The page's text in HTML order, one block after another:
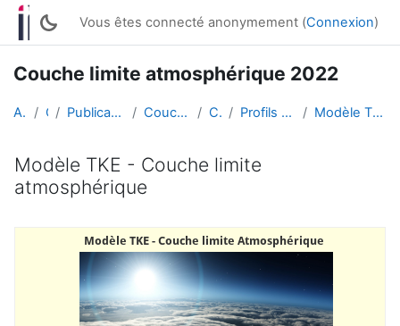
Passer au contenu principal
Vous êtes connecté anonymement (Connexion)
Couche limite atmosphérique 2022
Accueil Cours Publication de travaux d'étudiant·es Couche limite atmosphérique CLAT 2022 Profils de vents et de température Modèle TKE - Couche limite atmosphérique
Modèle TKE - Couche limite
atmosphérique